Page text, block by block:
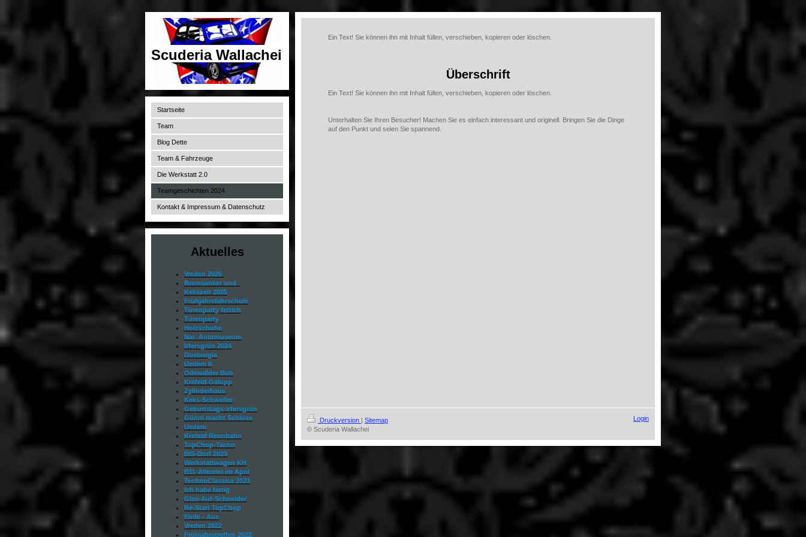
Scuderia Wallachei
Startseite
Team
Blog Dette
Team & Fahrzeuge
Die Werkstatt 2.0
Teamgeschichten 2024
Kontakt & Impressum & Datenschutz
Aktuelles
Vreden 2026
Bremsanker und
Kekszeit 2025
Frühjahrsfahrschule
Türenparty fettich
Türenparty
Holzschuhe
Nat. Automuseum
Irfersgrün 2024
Dusburgia
Uedem II
Odewälder Bub
Krefeld Galopp
Zylinderhaus
Keks-Schweller
Geburtstags-Irfersgrün
Günni macht Schluss
Uedem
Krefeld Rennbahn
TopChop-Tacho
BIS-Dorf 2023
Werkstattwagen KH
B11-Allerelei im April
TechnoClassica 2023
Ich habe fertig
Glas-Auf-Schneider
Re-Start TopChop
Ende - Aus
Vreden 2022
Frühjahrstreffen 2022
Ein Text! Sie können ihn mit Inhalt füllen, verschieben, kopieren oder löschen.
Überschrift
Ein Text! Sie können ihn mit Inhalt füllen, verschieben, kopieren oder löschen.
Unterhalten Sie Ihren Besucher! Machen Sie es einfach interessant und originell. Bringen Sie die Dinge
auf den Punkt und seien Sie spannend.
Druckversion | Sitemap
© Scuderia Wallachei
Login